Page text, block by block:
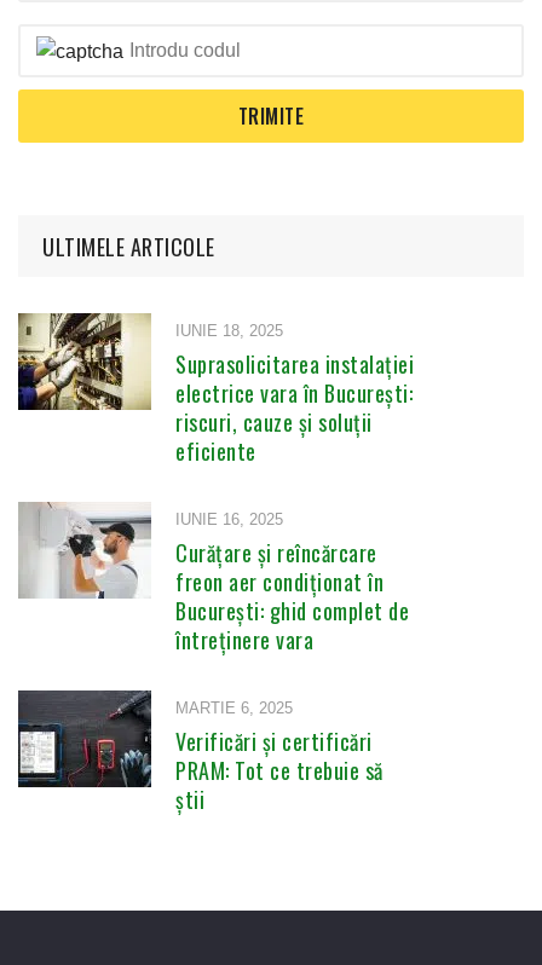
ULTIMELE ARTICOLE
IUNIE 18, 2025
Suprasolicitarea instalației
electrice vara în București:
riscuri, cauze și soluții
eficiente
IUNIE 16, 2025
Curățare și reîncărcare
freon aer condiționat în
București: ghid complet de
întreținere vara
MARTIE 6, 2025
Verificări și certificări
PRAM: Tot ce trebuie să
știi